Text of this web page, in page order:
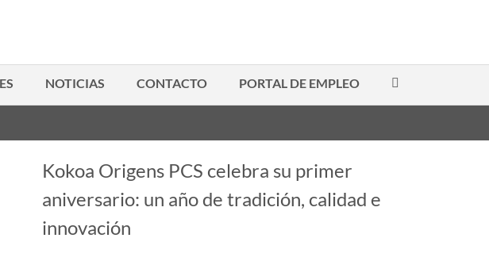
NOTICIAS CONTACTO PORTAL DE EMPLEO
Kokoa Origens PCS celebra su primer
aniversario: un año de tradición, calidad e
innovación